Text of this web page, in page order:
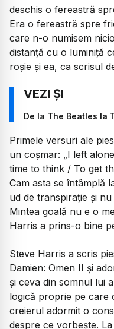
deschis o fereastră
Era o fereastră spre
care n-o numisem
distanță cu o luminiță
roșie și ea, ca scrisul
De la The Beatles la
Primele versuri ale
un coșmar: „I left
time to think / To get
Cam asta se întâmplă
ud de transpirație și
Mintea goală nu e o
Harris a prins-o bine
Steve Harris a scris
Damien: Omen II și
și ceva din somnul lui
logică proprie pe care
creierul adormit o
despre ce vorbește.